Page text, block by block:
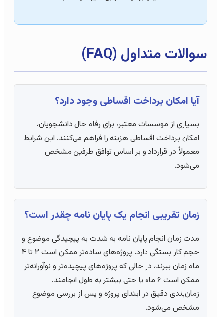
سوالات متداول (FAQ)
آیا امکان پرداخت اقساطی وجود دارد؟
بسیاری از موسسات معتبر، برای رفاه حال دانشجویان،
امکان پرداخت اقساطی هزینه را فراهم می‌کنند. این شرایط
معمولاً در قرارداد و بر اساس توافق طرفین مشخص
می‌شود.
زمان تقریبی انجام یک پایان نامه چقدر است؟
مدت زمان انجام پایان نامه به شدت به پیچیدگی موضوع و
حجم کار بستگی دارد. پروژه‌های ساده‌تر ممکن است ۳ تا ۴
ماه زمان ببرند، در حالی که پروژه‌های پیچیده‌تر و نوآورانه‌تر
ممکن است ۶ ماه یا حتی بیشتر به طول انجامند.
زمان‌بندی دقیق در ابتدای پروژه و پس از بررسی موضوع
مشخص می‌شود.